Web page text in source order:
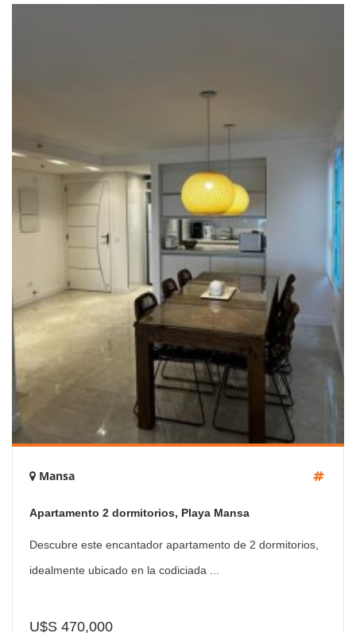
Mansa
Apartamento 2 dormitorios, Playa Mansa
Descubre este encantador apartamento de 2 dormitorios,
idealmente ubicado en la codiciada ...
U$S 470,000